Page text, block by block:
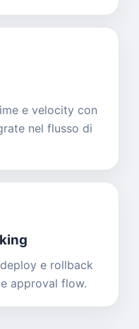
e velocity con
nel flusso di
e rollback
approval flow.